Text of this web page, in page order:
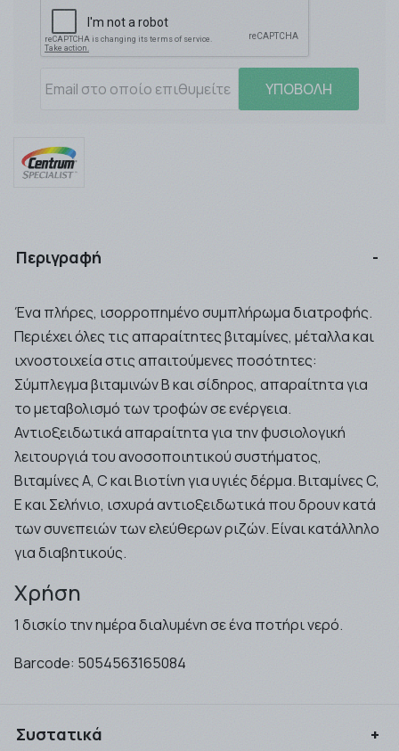
ΥΠΟΒΟΛΗ
Περιγραφή
Ένα πλήρες, ισορροπημένο συμπλήρωμα διατροφής.
Περιέχει όλες τις απαραίτητες βιταμίνες, μέταλλα και
ιχνοστοιχεία στις απαιτούμενες ποσότητες:
Σύμπλεγμα βιταμινών Β και σίδηρος, απαραίτητα για
το μεταβολισμό των τροφών σε ενέργεια.
Αντιοξειδωτικά απαραίτητα για την φυσιολογική
λειτουργιά του ανοσοποιητικού συστήματος,
Βιταμίνες A, C και Βιοτίνη για υγιές δέρμα. Βιταμίνες C,
E και Σελήνιο, ισχυρά αντιοξειδωτικά που δρουν κατά
των συνεπειών των ελεύθερων ριζών. Είναι κατάλληλο
για διαβητικούς.
Χρήση
1 δισκίο την ημέρα διαλυμένη σε ένα ποτήρι νερό.
Barcode: 5054563165084
Συστατικά